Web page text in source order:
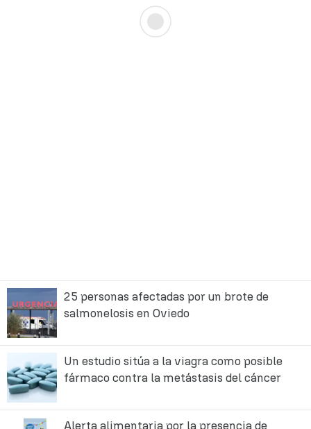
25 personas afectadas por un brote de
salmonelosis en Oviedo
Un estudio sitúa a la viagra como posible
fármaco contra la metástasis del cáncer
Alerta alimentaria por la presencia de